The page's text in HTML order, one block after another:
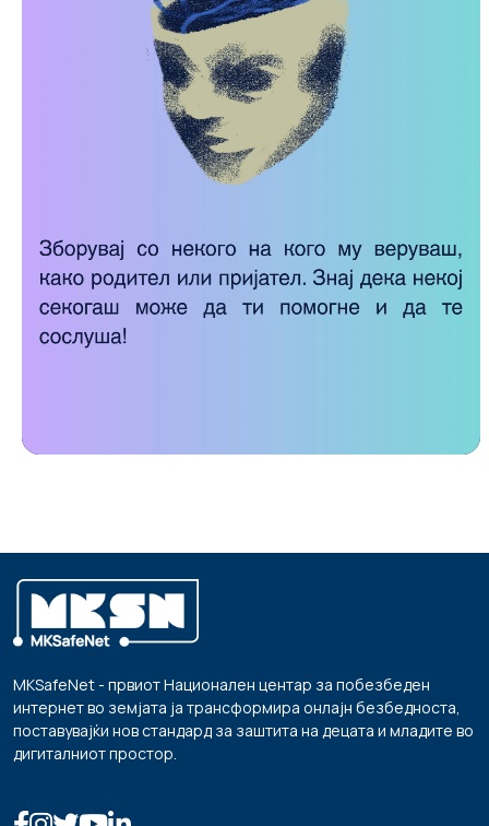
MKSafeNet - првиот Национален центар за побезбеден
интернет во земјата ја трансформира онлајн безбедноста,
поставувајќи нов стандард за заштита на децата и младите во
дигиталниот простор.